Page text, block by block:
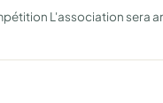
L'association sera